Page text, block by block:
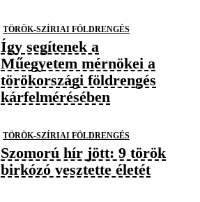
TÖRÖK-SZÍRIAI FÖLDRENGÉS
Így segítenek a
Műegyetem mérnökei a
törökországi földrengés
kárfelmérésében
TÖRÖK-SZÍRIAI FÖLDRENGÉS
Szomorú hír jött: 9 török
birkózó vesztette életét